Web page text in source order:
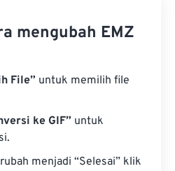
mengubah EMZ
File” untuk memilih file
ke GIF” untuk
menjadi “Selesai” klik